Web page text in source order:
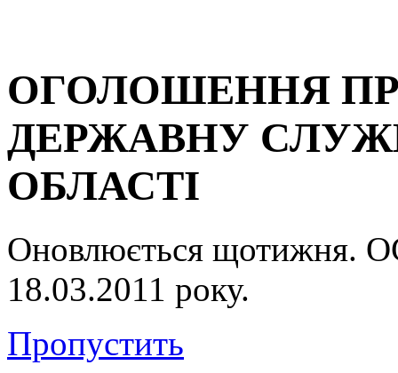
ОГОЛОШЕННЯ
ДЕРЖАВНУ
ОБЛАСТІ
Оновлюється
18.03.2011 року.
Пропустить